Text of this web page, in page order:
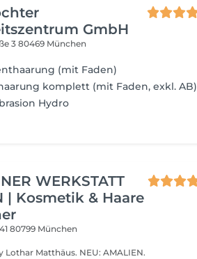
GmbH
380469 München
(mit Faden)
komplett (mit Faden, exkl. AB)
Hydro
WERKSTATT
| Kosmetik & Haare
80799 München
NEU: AMALIEN.